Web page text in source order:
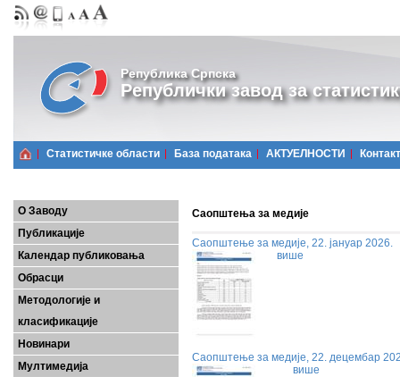
Република Српска
Републички завод за
Статистичке области Базa података АКТУЕЛНОСТИ Контакт
О Заводу
Публикације
Календар публиковања
Обрасци
Методологије и
класификације
Новинари
Мултимедија
Саопштења за медије
Саопштење за медије, 22. јануар 2026.
више
Саопштење за медије, 22. децембар
више